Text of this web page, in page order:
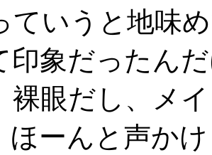
ていうと地味
印象だったん
裸眼だし、メ
ほーんと声か